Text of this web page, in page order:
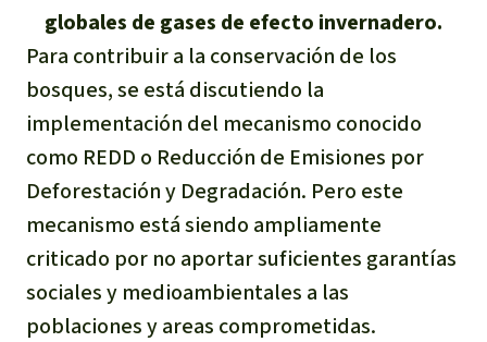
Banners Salva la Selva
Widget Salva la Selva
Agenda
Biodiversidad
Selva tropical
Derechos de la Naturaleza
Bioenergía
Agua
Metales
En los Medios
FAQ
Transparencia
Contacto
Deutsch
English
Italiano
Português
Indonesia
Defensa de la selva
Defensoras y defensores de la
selva
Sudeste de Asia
África
Latinoamérica
globales de gases de efecto invernadero.
Para contribuir a la conservación de los
bosques, se está discutiendo la
implementación del mecanismo conocido
como REDD o Reducción de Emisiones por
Deforestación y Degradación. Pero este
mecanismo está siendo ampliamente
criticado por no aportar suficientes garantías
sociales y medioambientales a las
poblaciones y areas comprometidas.